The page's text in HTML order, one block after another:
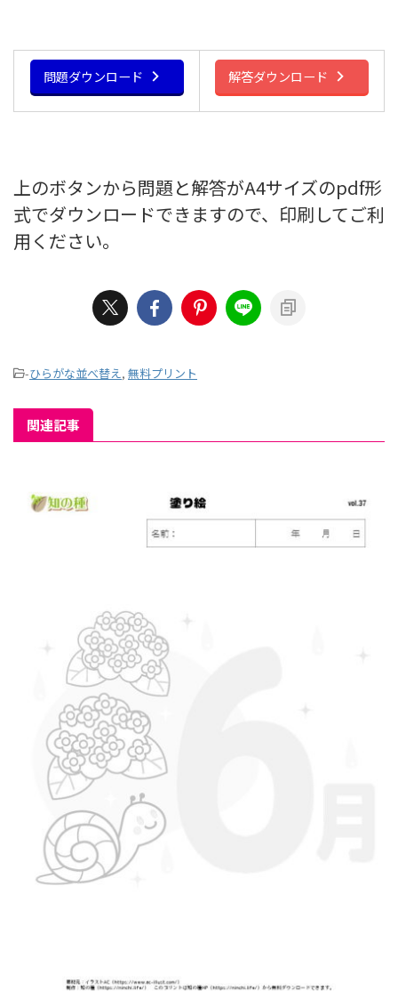
問題ダウンロード 解答ダウンロード
上のボタンから問題と解答がA4サイズのpdf形
式でダウンロードできますので、印刷してご利
用ください。
-ひらがな並べ替え, 無料プリント
関連記事